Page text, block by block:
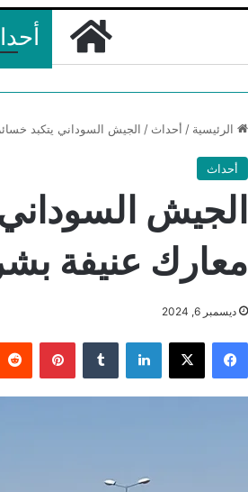
الرئيسية / أحداث / الجيش السوداني يتكبد
أحداث
الجيش
معارك عنيفة
ديسمبر 6, 2024
فيسبوك لينكدإن بينتيريست